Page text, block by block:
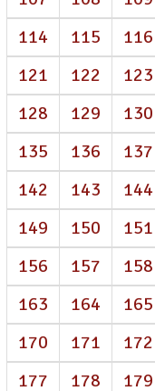
114
115 116
121
122 123
128
129 130
135
136 137
142
143 144
149
150 151
156
157 158
163
164 165
170
171 172
177
178 179